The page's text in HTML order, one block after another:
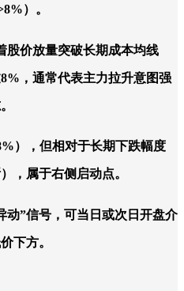
）。
股价放量突破长期成本均线
，通常代表主力拉升意图强
），但相对于长期下跌幅度
，属于右侧启动点。
动”信号，可当日或次日开盘介
下方。